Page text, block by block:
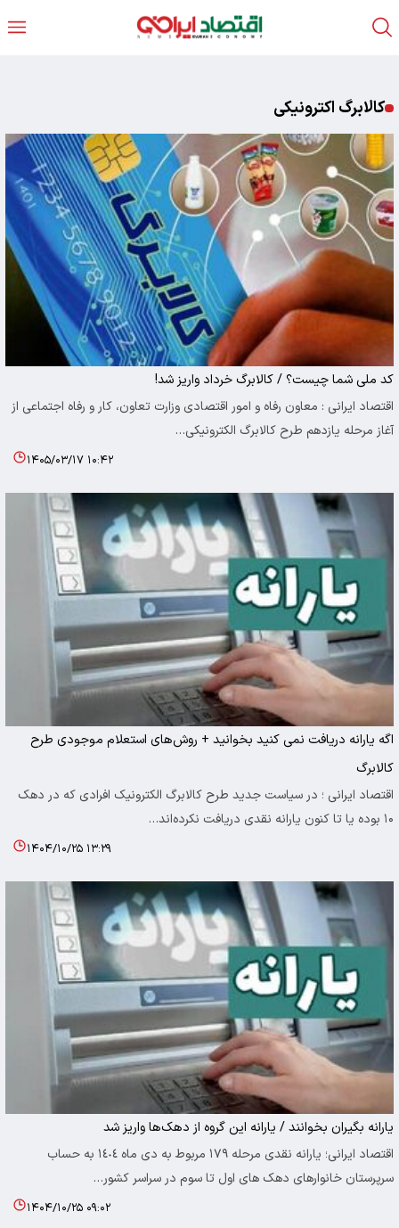
کالابرگ اکترونیکی
کد ملی شما چیست؟ / کالابرگ خرداد واریز شد!
اقتصاد ایرانی : معاون رفاه و امور اقتصادی وزارت تعاون، کار و رفاه اجتماعی از
آغاز مرحله یازدهم طرح کالابرگ الکترونیکی…
۱۴۰۵/۰۳/۱۷ ۱۰:۴۲
اگه یارانه دریافت نمی کنید بخوانید + روش‌های استعلام موجودی طرح
کالابرگ
اقتصاد ایرانی ؛ در سیاست جدید طرح کالابرگ الکترونیک افرادی که در دهک
۱۰ بوده یا تا کنون یارانه نقدی دریافت نکرده‌اند…
۱۴۰۴/۱۰/۲۵ ۱۳:۲۹
یارانه بگیران بخوانند / یارانه این گروه از دهک‌ها واریز شد
اقتصاد ایرانی؛ یارانه نقدی مرحله ۱۷۹ مربوط به دی ماه ١٤٠٤ به حساب
سرپرستان خانوارهای دهک های اول تا سوم در سراسر کشور…
۱۴۰۴/۱۰/۲۵ ۰۹:۰۲